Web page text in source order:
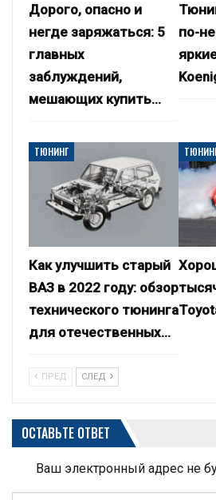
Дорого, опасно и
негде заряжаться: 5
главных
заблуждений,
мешающих купить…
по-
ТЮНИНГ
Как улучшить старый
ВАЗ в 2022 году: обзор
технического тюнинга
для отечественных…
ПРЕД СЛЕД
ОСТАВЬТЕ ОТВЕТ
Ваш электронный адрес не